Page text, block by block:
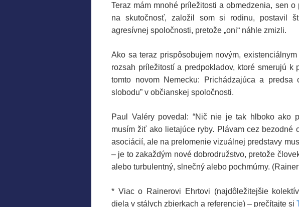
Teraz mám mnohé príležitosti a obmedzenia, sen
na skutočnosť, založil som si rodinu, postavil
agresívnej spoločnosti, pretože „oni“ náhle zmizli.
Ako sa teraz prispôsobujem novým,
rozsah príležitostí a predpokladov, ktoré smerujú
tomto novom Nemecku: Prichádzajúca a predsa
slobodu” v občianskej spoločnosti.
Paul Valéry povedal: “Nič nie je tak hlboko ako
musím žiť ako lietajúce ryby. Plávam cez bezodné
asociácií, ale na prelomenie vizuálnej predstavy
– je to zakaždým nové dobrodružstvo, pretože
alebo turbulentný, slnečný alebo pochmúrny.
* Viac o Rainerovi Ehrtovi (najdôležitejšie
diela v stálych zbierkach a referencie) – prečítajte si